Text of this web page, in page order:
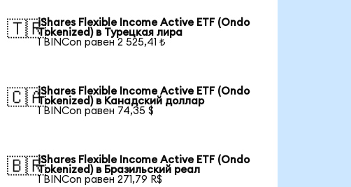
🇹🇷iShares Flexible Income Active ETF (Ondo
Tokenized) в Турецкая лира
1 BINCon равен 2 525,41 ₺
🇨🇦iShares Flexible Income Active ETF (Ondo
Tokenized) в Канадский доллар
1 BINCon равен 74,35 $
🇧🇷iShares Flexible Income Active ETF (Ondo
Tokenized) в Бразильский реал
1 BINCon равен 271,79 R$